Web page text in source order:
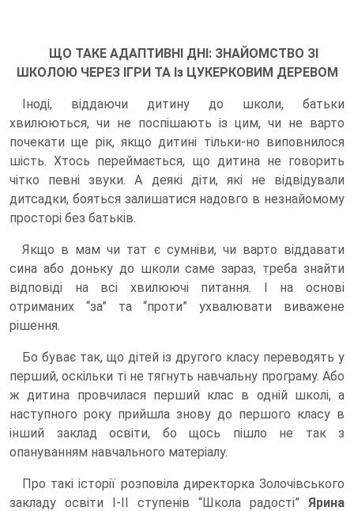
ЩО ТАКЕ АДАПТИВНІ ДНІ: ЗНАЙОМСТВО ЗІ
ШКОЛОЮ ЧЕРЕЗ ІГРИ ТА Із ЦУКЕРКОВИМ ДЕРЕВОМ
Іноді, віддаючи дитину до школи, батьки
хвилюються, чи не поспішають із цим, чи не варто
почекати ще рік, якщо дитині тільки-но виповнилося
шість. Хтось переймається, що дитина не говорить
чітко певні звуки. А деякі діти, які не відвідували
дитсадки, бояться залишатися надовго в незнайомому
просторі без батьків.
Якщо в мам чи тат є сумніви, чи варто віддавати
сина або доньку до школи саме зараз, треба знайти
відповіді на всі хвилюючі питання. І на основі
отриманих “за” та “проти” ухвалювати виважене
рішення.
Бо буває так, що дітей із другого класу переводять у
перший, оскільки ті не тягнуть навчальну програму. Або
ж дитина провчилася перший клас в одній школі, а
наступного року прийшла знову до першого класу в
інший заклад освіти, бо щось пішло не так з
опануванням навчального матеріалу.
Про такі історії розповіла директорка Золочівського
закладу освіти І-II ступенів “Школа радості” Ярина